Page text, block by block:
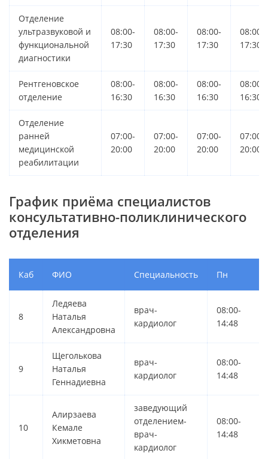
Отделение
ультразвуковой и
функциональной
диагностики
08:00-
17:30
08:00-
17:30
08:00-
17:30
08:00-
17:30
Рентгеновское
отделение
08:00-
16:30
08:00-
16:30
08:00-
16:30
08:00-
16:30
Отделение
ранней
медицинской
реабилитации
07:00-
20:00
07:00-
20:00
07:00-
20:00
07:00-
20:00
График приёма специалистов
консультативно-поликлинического
отделения
Каб ФИО Специальность Пн
8
Ледяева
Наталья
Александровна
врач-
кардиолог
08:00-
14:48
9
Щеголькова
Наталья
Геннадиевна
врач-
кардиолог
08:00-
14:48
10
Алирзаева
Кемале
Хикметовна
заведующий
отделением-
врач-
кардиолог
08:00-
14:48